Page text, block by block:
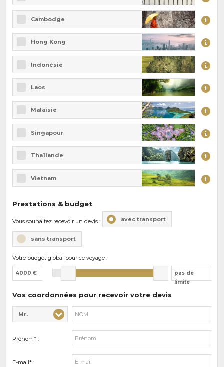
Cambodge
Hong Kong
Indonésie
Laos
Malaisie
Singapour
Thaïlande
Vietnam
Prestations & budget
Vous souhaitez recevoir un devis : avec transport
sans transport
Votre budget global pour ce voyage :
4000 €
pas de
limite
Vos coordonnées pour recevoir votre devis
Civilité* :
Mr.
Nom* :
Prénom* :
E-mail* :